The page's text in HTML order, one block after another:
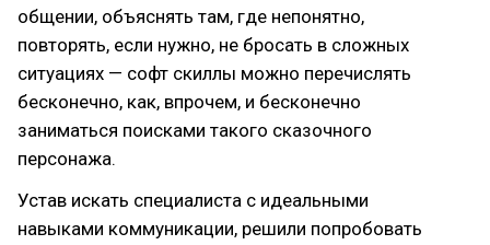
общении, объяснять там, где непонятно,
повторять, если нужно, не бросать в сложных
ситуациях — софт скиллы можно перечислять
бесконечно, как, впрочем, и бесконечно
заниматься поисками такого сказочного
персонажа.
Устав искать специалиста с идеальными
навыками коммуникации, решили попробовать